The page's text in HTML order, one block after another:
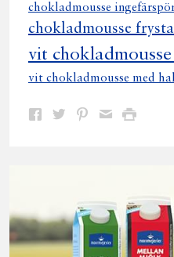
chokladmousse
chokladmousse
vit
vit chokladmousse med
Dela Dela Dela DelaSkriv